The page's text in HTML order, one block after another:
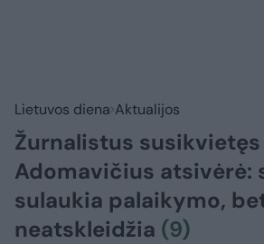
Lietuvos diena Aktualijos
Žurnalistus susikvietęs
Adomavičius atsivėrė:
sulaukia palaikymo,
neatskleidžia (9)